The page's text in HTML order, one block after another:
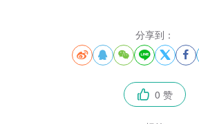
分享到：
     
 0 赞